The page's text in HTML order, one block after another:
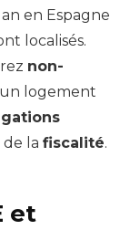
en Espagne
localisés.
non-
un logement
de la fiscalité.
et